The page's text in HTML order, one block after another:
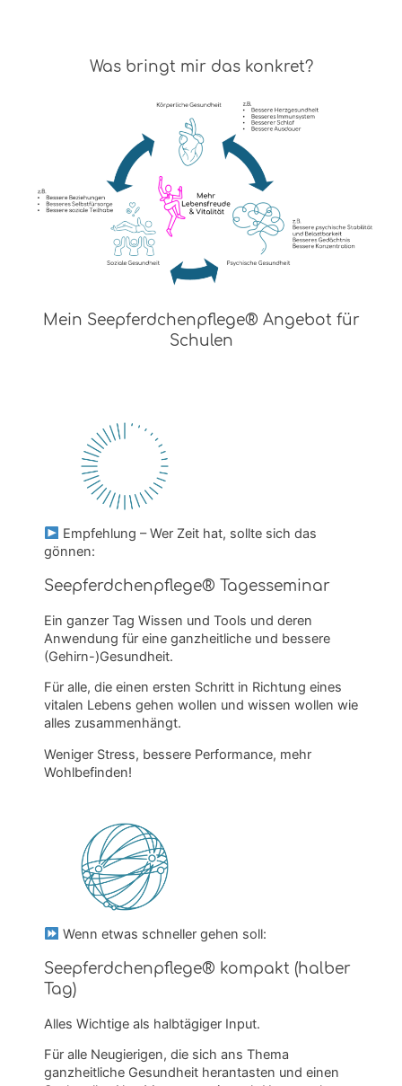
Was bringt mir das konkret?
Mein Seepferdchenpflege® Angebot für
Schulen
Empfehlung – Wer Zeit hat, sollte sich das
gönnen:
Seepferdchenpflege® Tagesseminar
Ein ganzer Tag Wissen und Tools und deren
Anwendung für eine ganzheitliche und bessere
(Gehirn-)Gesundheit.
Für alle, die einen ersten Schritt in Richtung eines
vitalen Lebens gehen wollen und wissen wollen wie
alles zusammenhängt.
Weniger Stress, bessere Performance, mehr
Wohlbefinden!
Wenn etwas schneller gehen soll:
Seepferdchenpflege® kompakt (halber
Tag)
Alles Wichtige als halbtägiger Input.
Für alle Neugierigen, die sich ans Thema
ganzheitliche Gesundheit herantasten und einen